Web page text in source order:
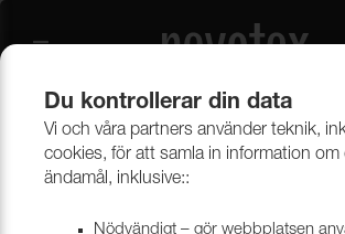
Övrigt Band, Linor & Snöre
Du kontrollerar din data
Vi och våra partners använder teknik,
cookies, för att samla in information om
ändamål, inklusive::
Nödvändigt – gör webbplatsen